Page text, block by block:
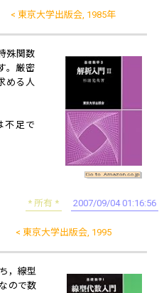
東京大学出版会, 1985年
殊関数
。厳密
める人
不足で
2007/09/04 01:16:56
所有
東京大学出版会, 1995
，線型
ので数